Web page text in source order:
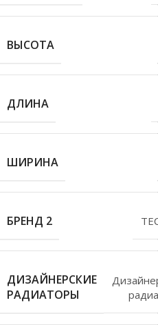
ВЫСОТА
ДЛИНА
ШИРИНА
БРЕНД 2
ДИЗАЙНЕРСКИЕ
РАДИАТОРЫ